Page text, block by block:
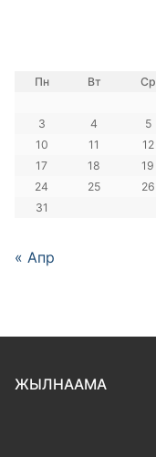
Пн Вт Ср
3
4 5
10
11 12
17
18 19
24
25 26
31
« Апр
ЖЫЛНААМА